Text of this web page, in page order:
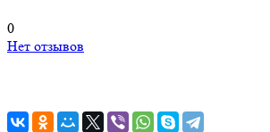
0
Нет отзывов